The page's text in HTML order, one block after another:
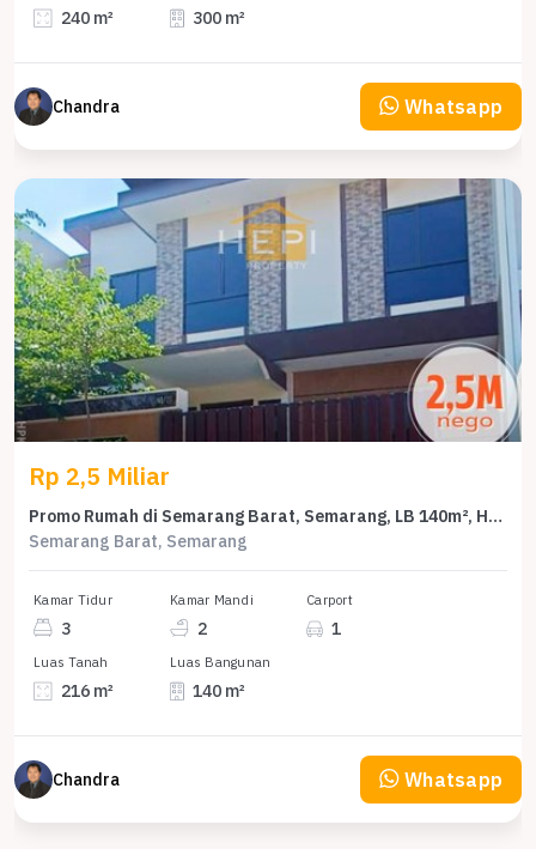
240 m² 300 m²
Chandra Whatsapp
Rp 2,5 Miliar
Promo Rumah di Semarang Barat, Semarang, LB 140m², Harga 2,5 Miliar
Semarang Barat, Semarang
Kamar Tidur
3
Kamar Mandi
2
Carport
1
Luas Tanah
216 m²
Luas Bangunan
140 m²
Chandra Whatsapp